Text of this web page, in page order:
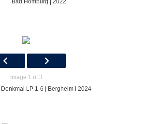
Bad Homburg | 2022
Image 1 of 3
LP 1-6 | Bergheim l 2024